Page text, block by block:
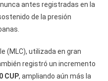
antes registradas en la
de la presión
(MLC), utilizada en gran
registró un incremento
CUP, ampliando aún más la